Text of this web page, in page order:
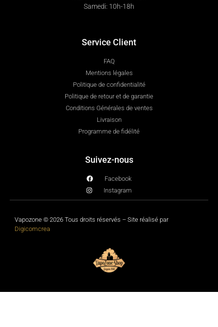
Samedi: 10h-18h
Service Client
FAQ
Mentions légales
Politique de confidentialité
Politique de retour et de garantie
Conditions Générales de ventes
Livraison
Programme de fidélité
Suivez-nous
Facebook
Instagram
Vapozone © 2026 Tous droits réservés – Site réalisé par
Digicomcrea